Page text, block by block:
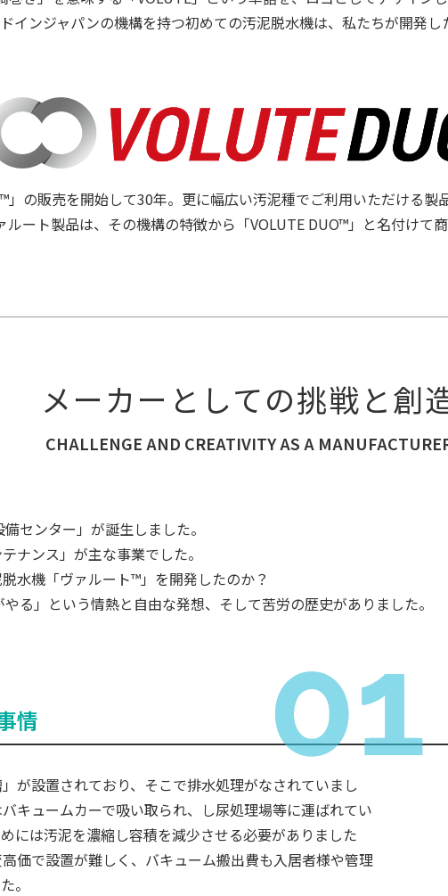
インジャパンの機構を持つ初めての汚泥脱水機は、私たちが開発し
」の販売を開始して30年。更に幅広い汚泥種でご利用いただける製
ルート製品は、その機構の特徴から「VOLUTE DUO™」と名付けて
メーカーとしての挑戦と創
CHALLENGE AND CREATIVITY AS A
センター」が誕生しました。
ナンス」が主な事業でした。
水機「ヴァルート™」を開発したのか？
る」という情熱と自由な発想、そして苦労の歴史がありました。
情
が設置されており、そこで排水処理がなされていまし
キュームカーで吸い取られ、し尿処理場等に運ばれてい
には汚泥を濃縮し容積を減少させる必要がありました
価で設置が難しく、バキューム搬出費も入居者様や管理
。